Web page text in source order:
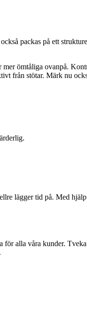
packas på ett
ömtåliga ovanpå.
från stötar. Märk nu
lägger tid på. Med
alla våra kunder.